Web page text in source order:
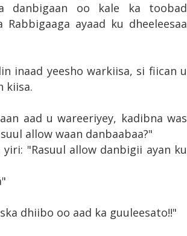
danbigaan oo kale ka toobad
ayaad ku dheeleesaa
inaad yeesho warkiisa, si fiican u
kiisa.
aad u wareeriyey, kadibna was
allow waan danbaabaa?"
"Rasuul allow danbigii ayan ku
dhiibo oo aad ka guuleesato!!"